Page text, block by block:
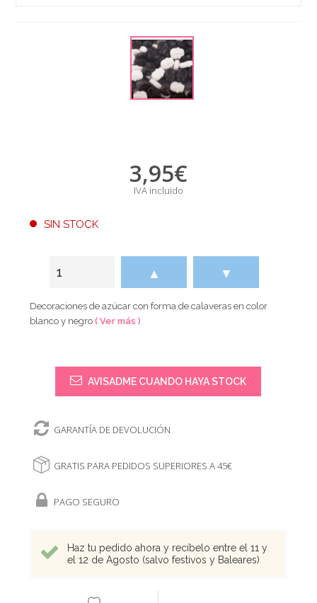
3,95€
IVA incluido
SIN STOCK
▲ ▼
Decoraciones de azúcar con forma de calaveras en color
blanco y negro( Ver más )
AVISADME CUANDO HAYA STOCK
GARANTÍA DE DEVOLUCIÓN
GRATIS PARA PEDIDOS SUPERIORES A 45€
PAGO SEGURO
Haz tu pedido ahora y recíbelo entre el 11 y
el 12 de Agosto (salvo festivos y Baleares)